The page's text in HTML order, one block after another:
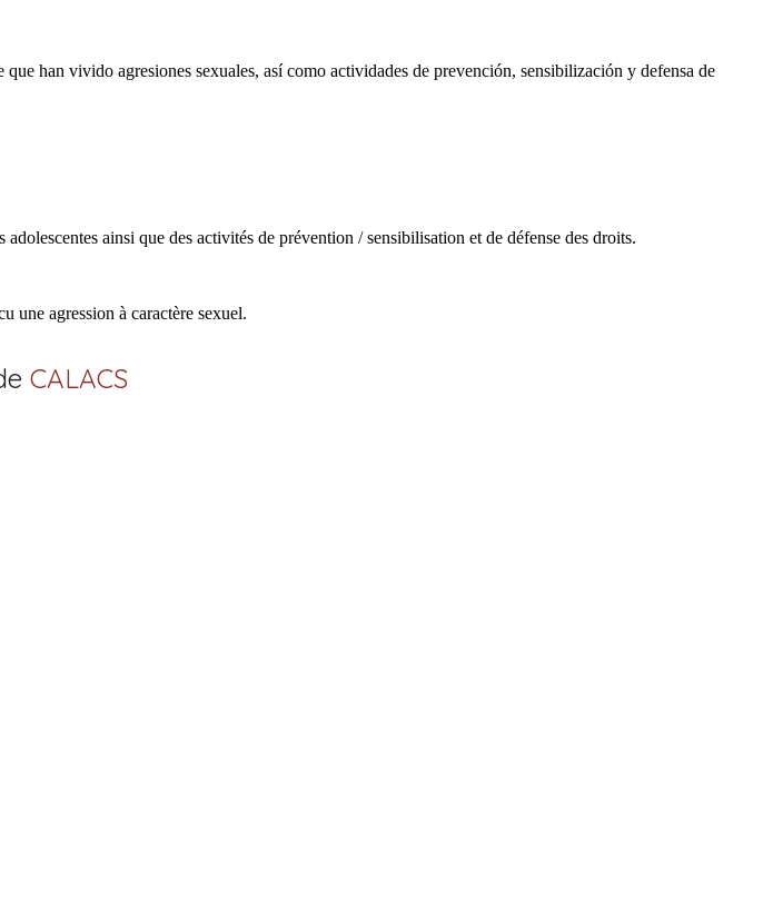
han vivido agresiones sexuales, así como actividades de prevención, sensibilización y defensa de
ainsi que des activités de prévention / sensibilisation et de défense des droits.
une agression à caractère sexuel.
CALACS